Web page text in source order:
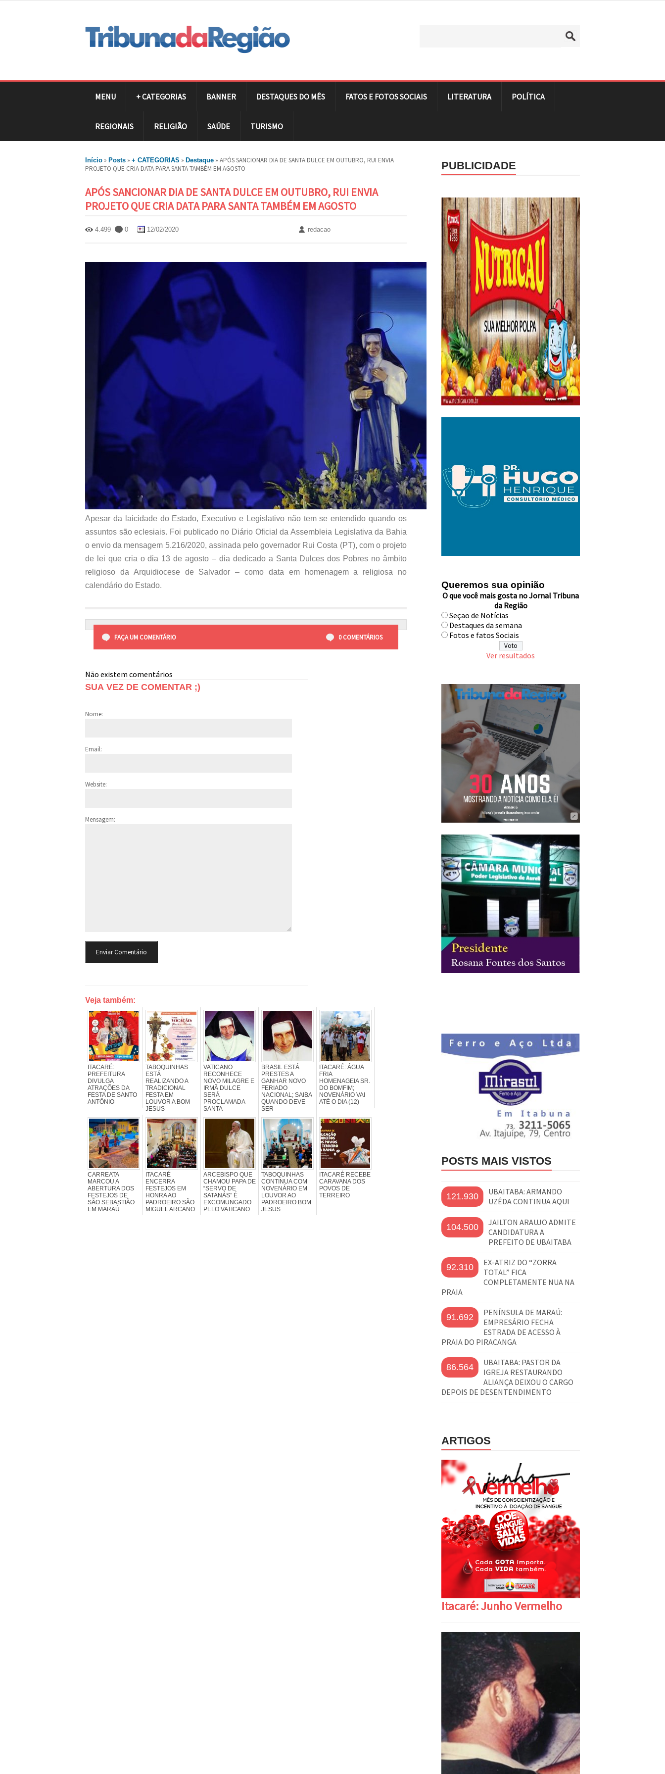
MENU + CATEGORIAS BANNER DESTAQUES DO MÊS FATOS E FOTOS SOCIAIS LITERATURA POLÍTICA
REGIONAIS RELIGIÃO SAÚDE TURISMO
Início » Posts » + CATEGORIAS » Destaque » APÓS SANCIONAR DIA DE SANTA DULCE EM OUTUBRO, RUI ENVIA
PROJETO QUE CRIA DATA PARA SANTA TAMBÉM EM AGOSTO
APÓS SANCIONAR DIA DE SANTA DULCE EM OUTUBRO, RUI ENVIA
PROJETO QUE CRIA DATA PARA SANTA TAMBÉM EM AGOSTO
4.499 0 12/02/2020 redacao
Apesar da laicidade do Estado, Executivo e Legislativo não tem se entendido quando os
assuntos são eclesiais. Foi publicado no Diário Oficial da Assembleia Legislativa da Bahia
o envio da mensagem 5.216/2020, assinada pelo governador Rui Costa (PT), com o projeto
de lei que cria o dia 13 de agosto – dia dedicado a Santa Dulces dos Pobres no âmbito
religioso da Arquidiocese de Salvador – como data em homenagem a religiosa no
calendário do Estado.
FAÇA UM COMENTÁRIO 0 COMENTÁRIOS
Não existem comentários
SUA VEZ DE COMENTAR ;)
Nome:
Email:
Website:
Mensagem:
Veja também:
ITACARÉ:
PREFEITURA
DIVULGA
ATRAÇÕES DA
FESTA DE SANTO
ANTÔNIO
TABOQUINHAS
ESTÁ
REALIZANDO A
TRADICIONAL
FESTA EM
LOUVOR A BOM
JESUS
VATICANO
RECONHECE
NOVO MILAGRE E
IRMÃ DULCE
SERÁ
PROCLAMADA
SANTA
BRASIL ESTÁ
PRESTES A
GANHAR NOVO
FERIADO
NACIONAL; SAIBA
QUANDO DEVE
SER
ITACARÉ: ÁGUA
FRIA
HOMENAGEIA SR.
DO BOMFIM;
NOVENÁRIO VAI
ATÉ O DIA (12)
CARREATA
MARCOU A
ABERTURA DOS
FESTEJOS DE
SÃO SEBASTIÃO
EM MARAÚ
ITACARÉ
ENCERRA
FESTEJOS EM
HONRA AO
PADROEIRO SÃO
MIGUEL ARCANO
ARCEBISPO QUE
CHAMOU PAPA DE
“SERVO DE
SATANÁS” É
EXCOMUNGADO
PELO VATICANO
TABOQUINHAS
CONTINUA COM
NOVENÁRIO EM
LOUVOR AO
PADROEIRO BOM
JESUS
ITACARÉ RECEBE
CARAVANA DOS
POVOS DE
TERREIRO
PUBLICIDADE
Queremos sua opinião
O que você mais gosta no Jornal Tribuna
da Região
Seçao de Notícias
Destaques da semana
Fotos e fatos Sociais
Ver resultados
POSTS MAIS VISTOS
121.930
UBAITABA: ARMANDO
UZÊDA CONTINUA AQUI
104.500
JAILTON ARAUJO ADMITE
CANDIDATURA A
PREFEITO DE UBAITABA
92.310
EX-ATRIZ DO “ZORRA
TOTAL” FICA
COMPLETAMENTE NUA NA
PRAIA
91.692
PENÍNSULA DE MARAÚ:
EMPRESÁRIO FECHA
ESTRADA DE ACESSO À
PRAIA DO PIRACANGA
86.564
UBAITABA: PASTOR DA
IGREJA RESTAURANDO
ALIANÇA DEIXOU O CARGO
DEPOIS DE DESENTENDIMENTO
ARTIGOS
Itacaré: Junho Vermelho